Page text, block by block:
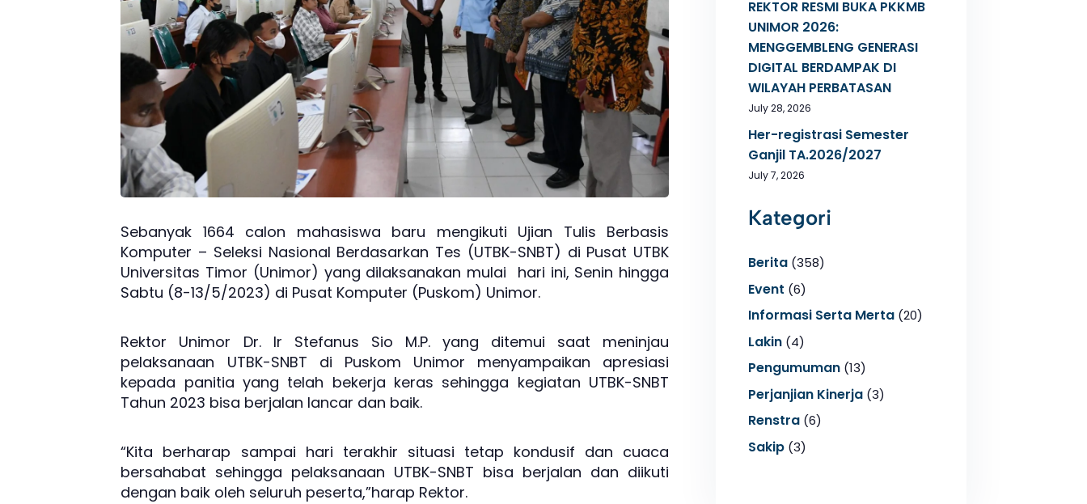
Sebanyak 1664 calon mahasiswa baru mengikuti Ujian Tulis Berbasis
Komputer – Seleksi Nasional Berdasarkan Tes (UTBK-SNBT) di Pusat UTBK
Universitas Timor (Unimor) yang dilaksanakan mulai hari ini, Senin hingga
Sabtu (8-13/5/2023) di Pusat Komputer (Puskom) Unimor.
Rektor Unimor Dr. Ir Stefanus Sio M.P. yang ditemui saat meninjau
pelaksanaan UTBK-SNBT di Puskom Unimor menyampaikan apresiasi
kepada panitia yang telah bekerja keras sehingga kegiatan UTBK-SNBT
Tahun 2023 bisa berjalan lancar dan baik.
“Kita berharap sampai hari terakhir situasi tetap kondusif dan cuaca
bersahabat sehingga pelaksanaan UTBK-SNBT bisa berjalan dan diikuti
dengan baik oleh seluruh peserta,”harap Rektor.
REKTOR RESMI BUKA PKKMB
UNIMOR 2026:
MENGGEMBLENG GENERASI
DIGITAL BERDAMPAK DI
WILAYAH PERBATASAN
July 28, 2026
Her-registrasi Semester
Ganjil TA.2026/2027
July 7, 2026
Kategori
Berita(358)
Event (6)
Informasi Serta Merta(20)
Lakin(4)
Pengumuman(13)
Perjanjian Kinerja(3)
Renstra(6)
Sakip(3)